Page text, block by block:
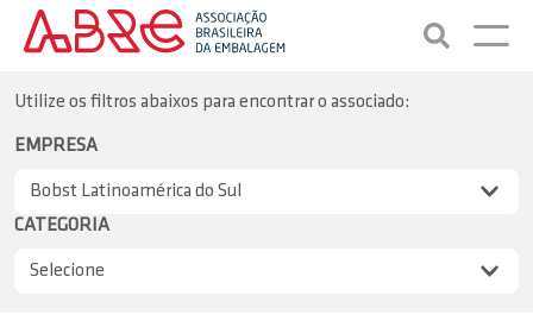
Utilize os filtros abaixos para encontrar o associado:
EMPRESA
CATEGORIA